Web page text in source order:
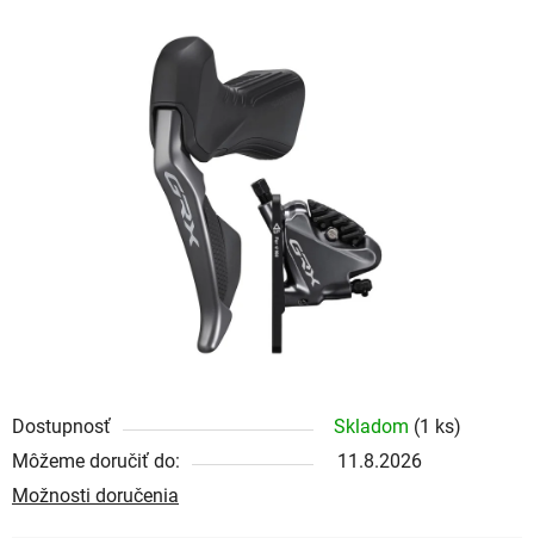
Dostupnosť Skladom (1 ks)
Môžeme doručiť do:
11.8.2026
Možnosti doručenia